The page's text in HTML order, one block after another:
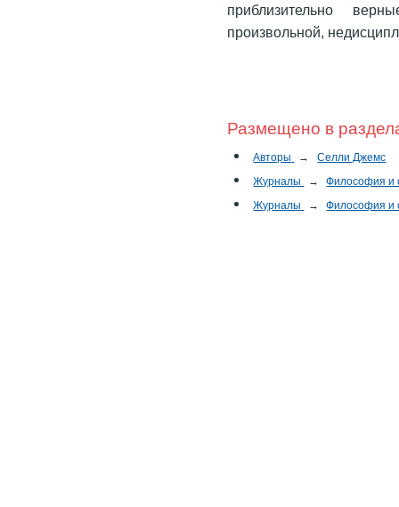
приблизительно
произвольной,
Размещено в
Авторы →
Селли Джемс
Журналы
→
Философия и
Журналы
→ Философия и